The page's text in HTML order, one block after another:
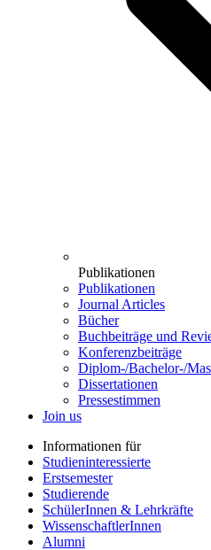
Publikationen
Publikationen
Journal Articles
Bücher
Buchbeiträge und
Konferenzbeiträge
Diplom-/Bachelor-/
Dissertationen
Pressestimmen
Join us
Informationen für
Studieninteressierte
Erstsemester
Studierende
SchülerInnen & Lehrkräfte
WissenschaftlerInnen
Alumni